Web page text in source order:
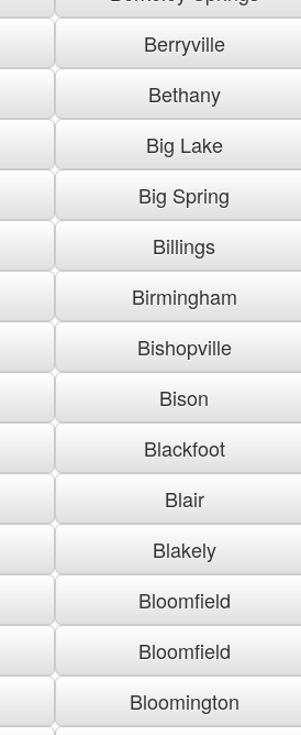
Berryville
Bethany
Big Lake
Big Spring
Billings
Birmingham
Bishopville
Bison
Blackfoot
Blair
Blakely
Bloomfield
Bloomfield
Bloomington